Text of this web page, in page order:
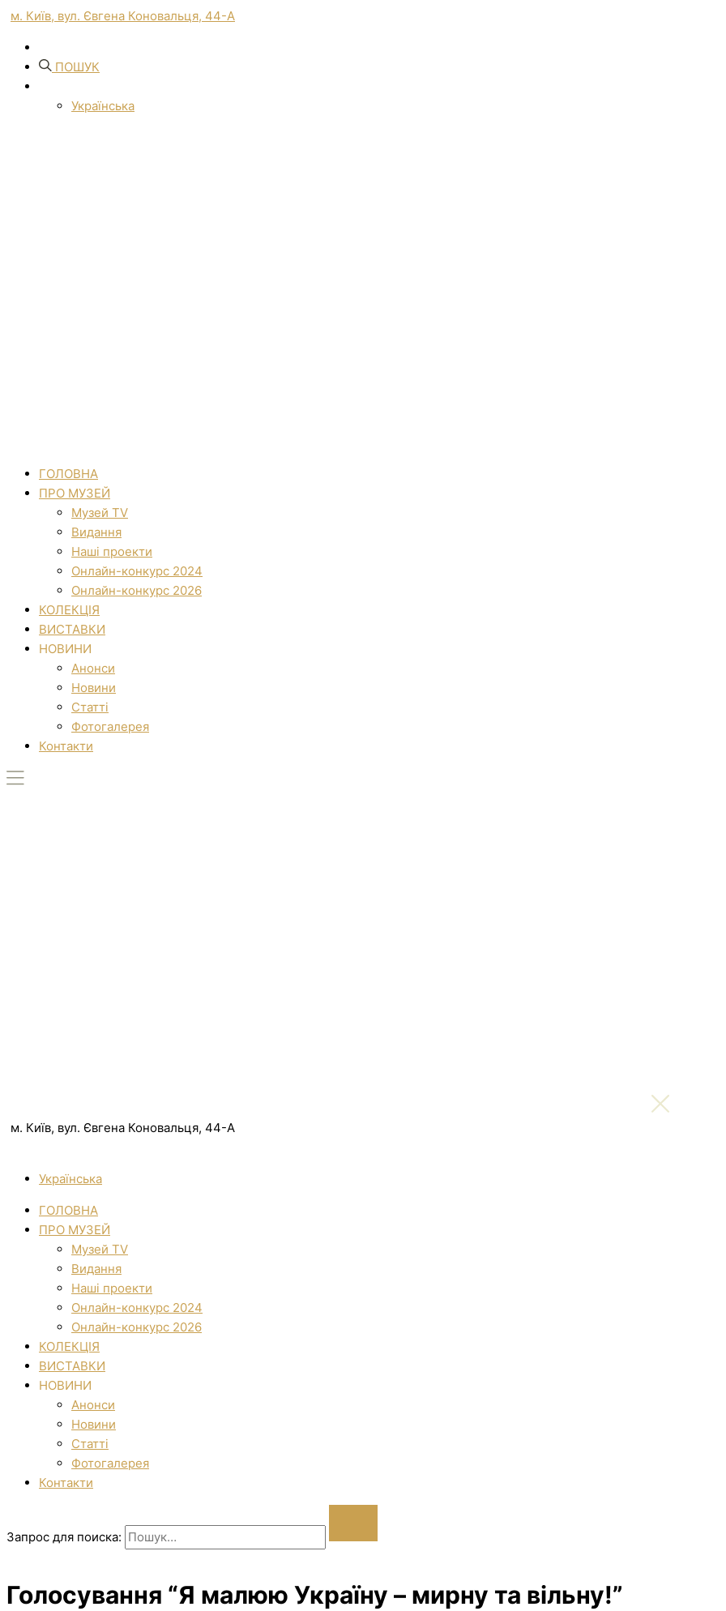
м. Київ, вул. Євгена Коновальця, 44-А
ПОШУК
Українська
ГОЛОВНА
ПРО МУЗЕЙ
Музей TV
Видання
Наші проекти
Онлайн-конкурс 2024
Онлайн-конкурс 2026
КОЛЕКЦІЯ
ВИСТАВКИ
НОВИНИ
Анонси
Новини
Статті
Фотогалерея
Контакти
м. Київ, вул. Євгена Коновальця, 44-А
Українська
ГОЛОВНА
ПРО МУЗЕЙ
Музей TV
Видання
Наші проекти
Онлайн-конкурс 2024
Онлайн-конкурс 2026
КОЛЕКЦІЯ
ВИСТАВКИ
НОВИНИ
Анонси
Новини
Статті
Фотогалерея
Контакти
Запрос для поиска:
Голосування “Я малюю Україну – мирну та вільну!”